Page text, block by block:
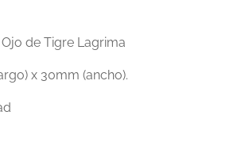
de Tigre Lagrima
x 30mm (ancho).